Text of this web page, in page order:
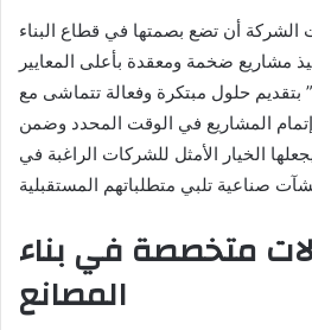
أن تضع بصمتها في قطاع البناء
مشاريع ضخمة ومعقدة بأعلى المعايير
بتقديم حلول مبتكرة وفعالة تتماشى مع
إتمام المشاريع في الوقت المحدد وضمن
الخيار الأمثل للشركات الراغبة في
صناعية تلبي متطلباتهم المستقبلية
متخصصة في بناء
المصانع